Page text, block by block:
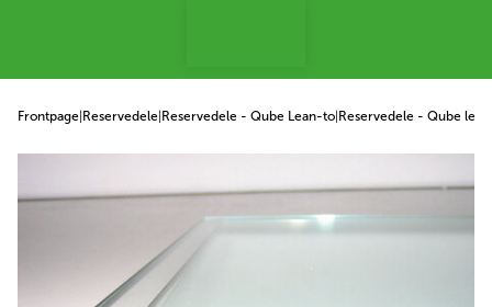
Frontpage Reservedele Reservedele - Qube Lean-to Reservedele - Qube